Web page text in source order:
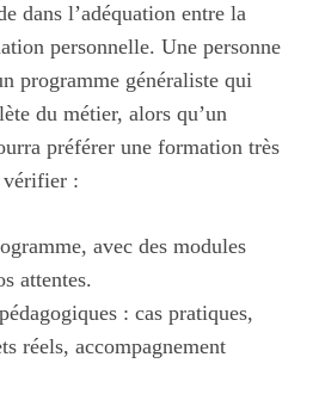
dans l’adéquation entre la
personnelle. Une personne
programme généraliste qui
du métier, alors qu’un
préférer une formation très
vérifier :
avec des modules
attentes.
: cas pratiques,
réels, accompagnement